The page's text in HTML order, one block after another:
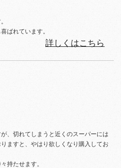
ばれています。
詳しくはこちら
、切れてしまうと近くのスーパーには
ますと、やはり欲しくなり購入してお
持たせます。